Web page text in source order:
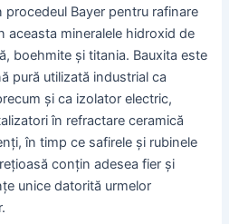
procedeul Bayer pentru rafinare
aceasta mineralele hidroxid de
boehmite și titania. Bauxita este
pură utilizată industrial ca
și ca izolator electric,
în refractare ceramică
în timp ce safirele și rubinele
conțin adesea fier și
unice datorită urmelor